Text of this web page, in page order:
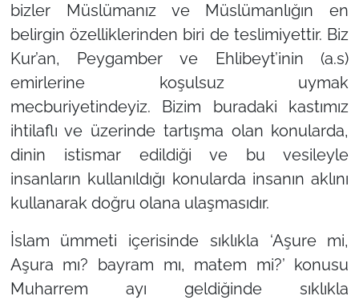
bizler Müslümanız ve Müslümanlığın en
belirgin özelliklerinden biri de teslimiyettir. Biz
Kur’an, Peygamber ve Ehlibeyt’inin (a.s)
emirlerine koşulsuz uymak
mecburiyetindeyiz. Bizim buradaki kastımız
ihtilaflı ve üzerinde tartışma olan konularda,
dinin istismar edildiği ve bu vesileyle
insanların kullanıldığı konularda insanın aklını
kullanarak doğru olana ulaşmasıdır.
İslam ümmeti içerisinde sıklıkla ‘Aşure mi,
Aşura mı? bayram mı, matem mi?’ konusu
Muharrem ayı geldiğinde sıklıkla